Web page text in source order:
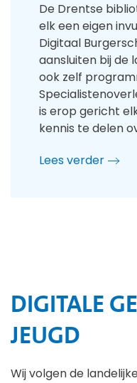
De Drentse
elk een eigen
Digitaal
aansluiten bij de
ook zelf
is erop gericht
kennis te delen
Lees verder
DIGITALE
JEUGD
Wij volgen de